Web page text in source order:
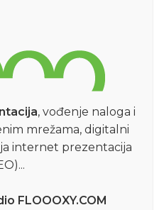
, vođenje naloga i
mrežama, digitalni
internet prezentacija
FLOOOXY.COM